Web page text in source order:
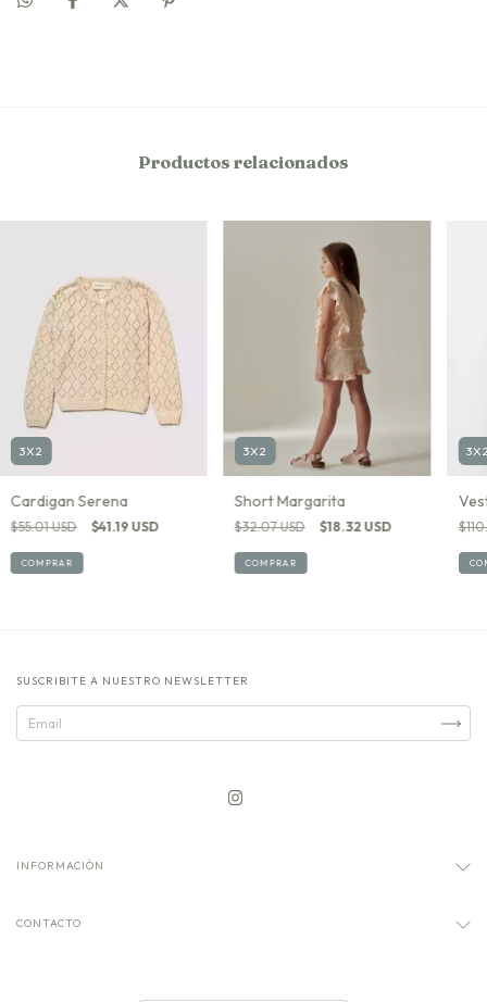
Productos relacionados
3X2
Cardigan Serena
$55.01 USD $41.19 USD
COMPRAR
3X2
Short Margarita
$32.07 USD $18.32 USD
COMPRAR
SUSCRIBITE A NUESTRO NEWSLETTER
INFORMACIÓN
CONTACTO